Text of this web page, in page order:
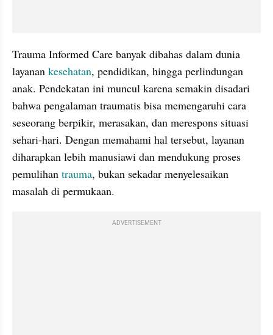
Trauma Informed Care banyak dibahas dalam dunia
layanan kesehatan, pendidikan, hingga perlindungan
anak. Pendekatan ini muncul karena semakin disadari
bahwa pengalaman traumatis bisa memengaruhi cara
seseorang berpikir, merasakan, dan merespons situasi
sehari-hari. Dengan memahami hal tersebut, layanan
diharapkan lebih manusiawi dan mendukung proses
pemulihan trauma, bukan sekadar menyelesaikan
masalah di permukaan.
ADVERTISEMENT